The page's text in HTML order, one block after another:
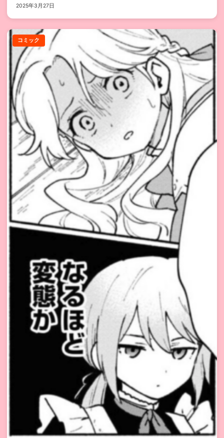
2025年3月27日
コミック